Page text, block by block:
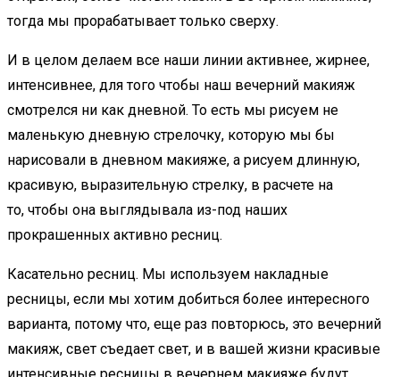
тогда мы прорабатывает только сверху.
И в целом делаем все наши линии активнее, жирнее,
интенсивнее, для того чтобы наш вечерний макияж
смотрелся ни как дневной. То есть мы рисуем не
маленькую дневную стрелочку, которую мы бы
нарисовали в дневном макияже, а рисуем длинную,
красивую, выразительную стрелку, в расчете на
то, чтобы она выглядывала из-под наших
прокрашенных активно ресниц.
Касательно ресниц. Мы используем накладные
ресницы, если мы хотим добиться более интересного
варианта, потому что, еще раз повторюсь, это вечерний
макияж, свет съедает свет, и в вашей жизни красивые
интенсивные ресницы в вечернем макияже будут